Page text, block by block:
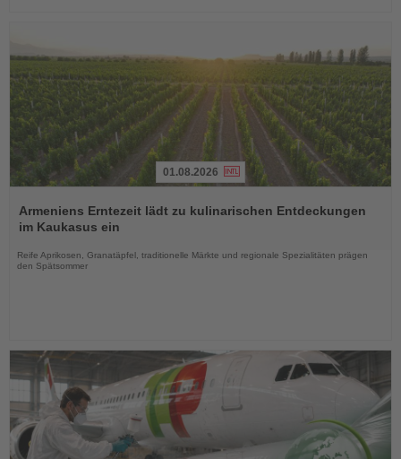
Sie
die
01.08.2026
Armeniens Erntezeit lädt zu kulinarischen Entdeckungen
im Kaukasus ein
Reife Aprikosen, Granatäpfel, traditionelle Märkte und regionale Spezialitäten prägen
den Spätsommer